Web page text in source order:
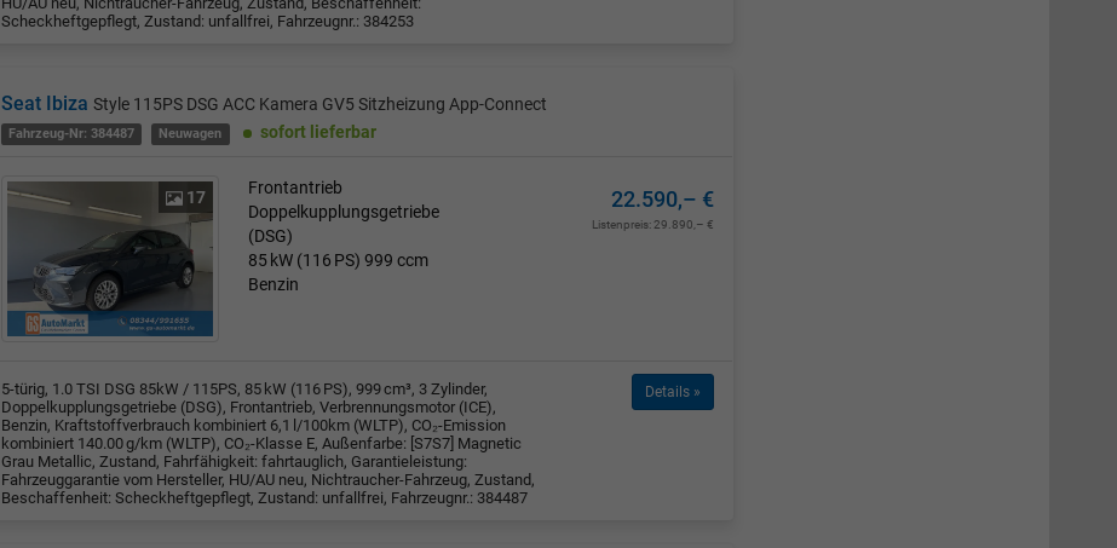
Scheckheftgepflegt, Zustand: unfallfrei, Fahrzeugnr.: 384253
Seat Ibiza Style 115PS DSG ACC Kamera GV5 Sitzheizung App-Connect
Fahrzeug-Nr: 384487 Neuwagen sofort lieferbar
17
Frontantrieb
Doppelkupplungsgetriebe
(DSG)
85 kW (116 PS) 999 ccm
Benzin
22.590,– €
Listenpreis: 29.890,– €
5-türig, 1.0 TSI DSG 85kW / 115PS, 85 kW (116 PS), 999 cm³, 3 Zylinder,
Doppelkupplungsgetriebe (DSG), Frontantrieb, Verbrennungsmotor (ICE),
Benzin, Kraftstoffverbrauch kombiniert 6,1 l/100km (WLTP), CO₂-Emission
kombiniert 140.00 g/km (WLTP), CO₂-Klasse E, Außenfarbe: [S7S7] Magnetic
Grau Metallic, Zustand, Fahrfähigkeit: fahrtauglich, Garantieleistung:
Fahrzeuggarantie vom Hersteller, HU/AU neu, Nichtraucher-Fahrzeug, Zustand,
Beschaffenheit: Scheckheftgepflegt, Zustand: unfallfrei, Fahrzeugnr.: 384487
Details »